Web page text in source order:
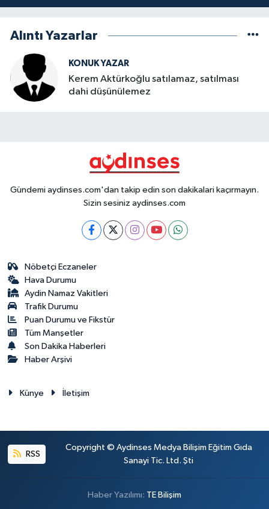
Alıntı Yazarlar
KONUK YAZAR
Kerem Aktürkoğlu satılamaz, satılması
dahi düşünülemez
Gündemi aydinses.com'dan takip edin son dakikalari kaçırmayın.
Sizin sesiniz aydinses.com
Nöbetçi Eczaneler
Hava Durumu
Aydin Namaz Vakitleri
Trafik Durumu
Puan Durumu ve Fikstür
Tüm Manşetler
Son Dakika Haberleri
Haber Arşivi
Künye İletişim
RSS
Copyright © Aydinses Medya Bilişim Eğitim Gıda
Sanayi Tic. Ltd. Şti
Haber Yazılımı: TE Bilişim